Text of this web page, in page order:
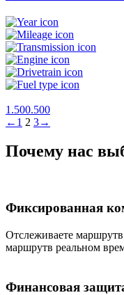
1.500.500
← 1 2 3→
Почему нас
Фиксированная
Отслеживаете
маршрутв реальном
Финансовая